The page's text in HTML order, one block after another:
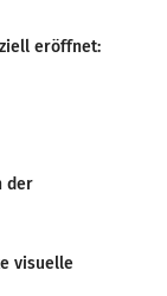
eröffnet:
der
visuelle